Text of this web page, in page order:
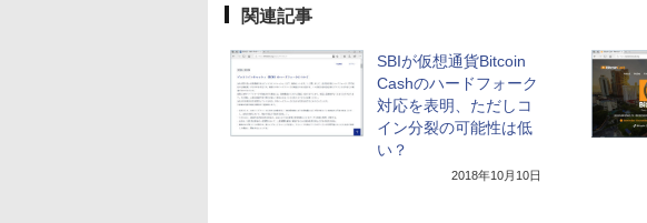
関連記事
SBIが仮想通貨Bitcoin
Cashのハードフォーク
対応を表明、ただしコ
イン分裂の可能性は低
い？
2018年10月10日